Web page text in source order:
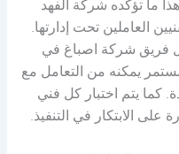
ما تؤكده شركة الفهد
العاملين تحت إدارتها.
فريق شركة اصباغ في
يمكنه من التعامل مع
كما يتم اختبار كل فني
الابتكار في التنفيذ.